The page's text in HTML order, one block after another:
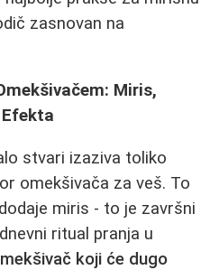
zasnovan na
Miris,
stvari izaziva toliko
omekšivača za veš. To
miris - to je završni
ritual pranja u
koji će dugo